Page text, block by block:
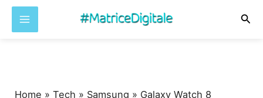
Home »Tech » Samsung » Galaxy Watch 8